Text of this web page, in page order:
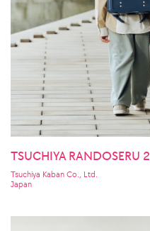
TSUCHIYA
Tsuchiya Kaban Co., Ltd.
Japan